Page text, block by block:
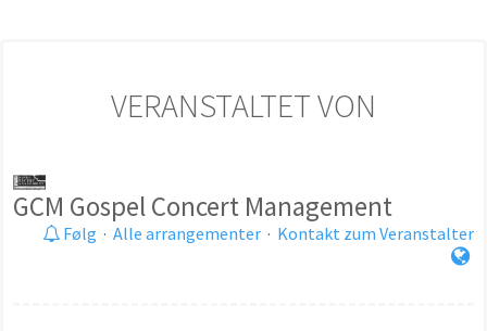
VERANSTALTET VON
GCM Gospel Concert Management
Følg · Alle arrangementer · Kontakt zum Veranstalter